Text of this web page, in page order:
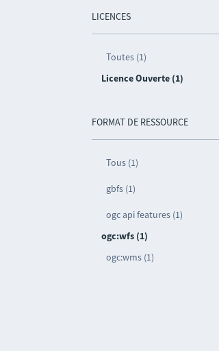
LICENCES
Toutes (1)
Licence Ouverte (1)
FORMAT DE RESSOURCE
Tous (1)
gbfs (1)
ogc api features (1)
ogc:wfs (1)
ogc:wms (1)